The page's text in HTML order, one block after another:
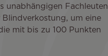
unabhängigen Fachleuten
Blindverkostung, um eine
mit bis zu 100 Punkten